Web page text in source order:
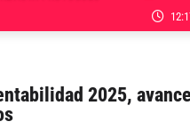
2025,